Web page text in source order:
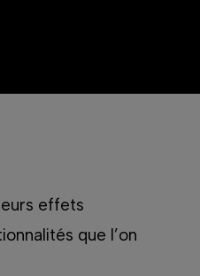
effets
que l’on